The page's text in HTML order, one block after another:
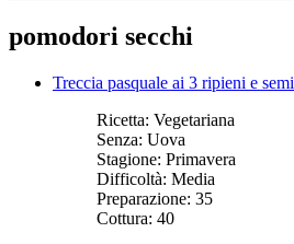
pomodori secchi
Treccia pasquale ai 3 ripieni e semi
Ricetta: Vegetariana
Senza: Uova
Stagione: Primavera
Difficoltà: Media
Preparazione: 35
Cottura: 40